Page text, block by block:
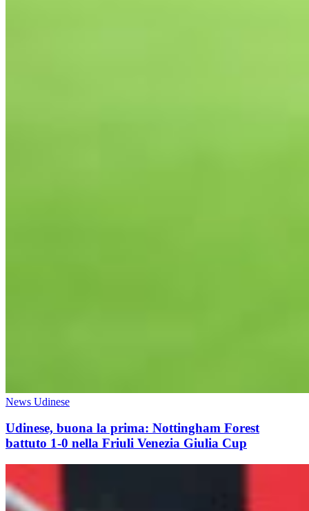
News Udinese
Udinese, buona la prima: Nottingham Forest
battuto 1-0 nella Friuli Venezia Giulia Cup